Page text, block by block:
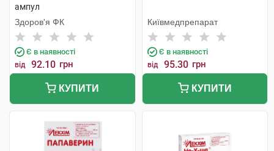
ампул
Здоров'я ФК
Є в наявності
від 92.10 грн
КУПИТИ
Київмедпрепарат
Є в наявності
від 95.30 грн
КУПИТИ